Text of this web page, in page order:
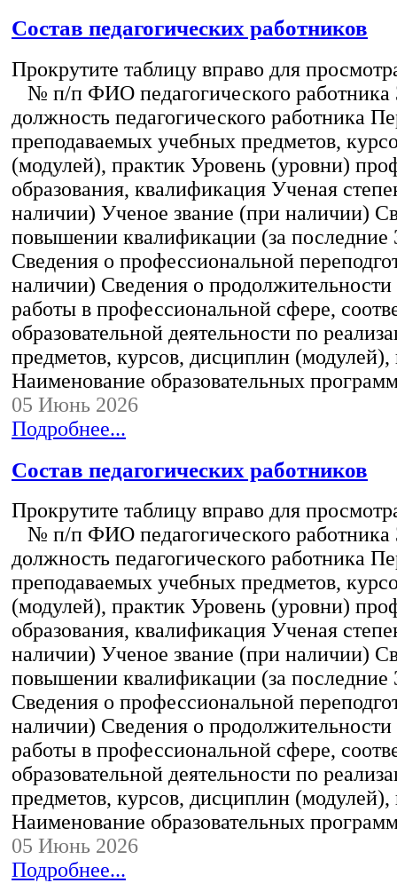
Состав педагогических работников
Прокрутите таблицу вправо для
№ п/п ФИО педагогического работника
должность педагогического работника
преподаваемых учебных предметов,
(модулей), практик Уровень (уровни)
образования, квалификация Ученая
наличии) Ученое звание (при наличии)
повышении квалификации (за последние
Сведения о профессиональной
наличии) Сведения о
работы в профессиональной сфере,
образовательной деятельности по
предметов, курсов, дисциплин (модулей),
Наименование образовательных
05 Июнь 2026
Подробнее...
Состав педагогических работников
Прокрутите таблицу вправо для
№ п/п ФИО педагогического работника
должность педагогического работника
преподаваемых учебных предметов,
(модулей), практик Уровень (уровни)
образования, квалификация Ученая
наличии) Ученое звание (при наличии)
повышении квалификации (за последние
Сведения о профессиональной
наличии) Сведения о
работы в профессиональной сфере,
образовательной деятельности по
предметов, курсов, дисциплин (модулей),
Наименование образовательных
05 Июнь 2026
Подробнее...